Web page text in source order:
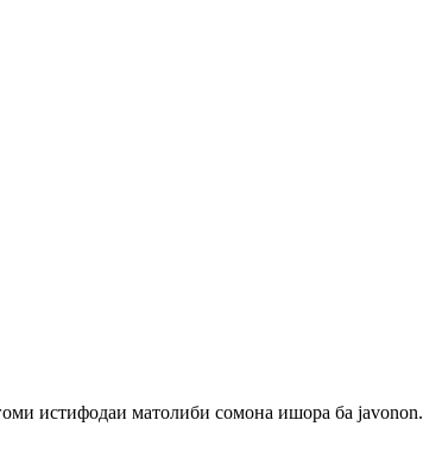
истифодаи матолиби сомона ишора ба